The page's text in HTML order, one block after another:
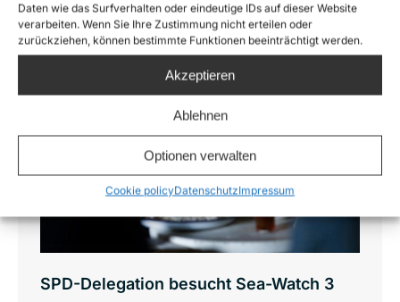
Daten wie das Surfverhalten oder eindeutige IDs auf dieser Website
verarbeiten. Wenn Sie Ihre Zustimmung nicht erteilen oder
zurückziehen, können bestimmte Funktionen beeinträchtigt werden.
Akzeptieren
Ablehnen
Optionen verwalten
Cookie policyDatenschutzImpressum
Sep.
28
SPD-Delegation besucht Sea-Watch 3